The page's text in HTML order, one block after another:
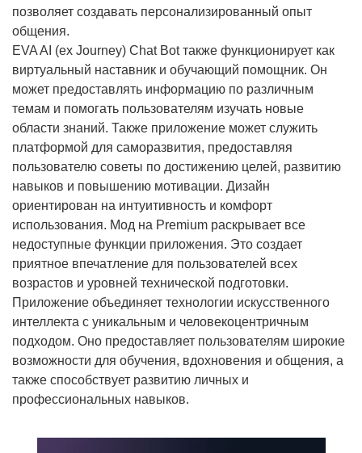
позволяет создавать персонализированный опыт
общения.
EVA AI (ex Journey) Chat Bot также функционирует как
виртуальный наставник и обучающий помощник. Он
может предоставлять информацию по различным
темам и помогать пользователям изучать новые
области знаний. Также приложение может служить
платформой для саморазвития, предоставляя
пользователю советы по достижению целей, развитию
навыков и повышению мотивации. Дизайн
ориентирован на интуитивность и комфорт
использования. Мод на Premium раскрывает все
недоступные функции приложения. Это создает
приятное впечатление для пользователей всех
возрастов и уровней технической подготовки.
Приложение объединяет технологии искусственного
интеллекта с уникальным и человекоцентричным
подходом. Оно предоставляет пользователям широкие
возможности для обучения, вдохновения и общения, а
также способствует развитию личных и
профессиональных навыков.